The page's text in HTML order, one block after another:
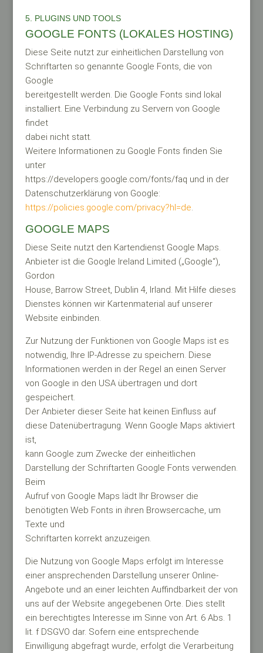
5. PLUGINS UND TOOLS
GOOGLE FONTS (LOKALES HOSTING)
Diese Seite nutzt zur einheitlichen Darstellung von
Schriftarten so genannte Google Fonts, die von
Google
bereitgestellt werden. Die Google Fonts sind lokal
installiert. Eine Verbindung zu Servern von Google
findet
dabei nicht statt.
Weitere Informationen zu Google Fonts finden Sie
unter
https://developers.google.com/fonts/faq und in der
Datenschutzerklärung von Google:
https://policies.google.com/privacy?hl=de.
GOOGLE MAPS
Diese Seite nutzt den Kartendienst Google Maps.
Anbieter ist die Google Ireland Limited („Google“),
Gordon
House, Barrow Street, Dublin 4, Irland. Mit Hilfe dieses
Dienstes können wir Kartenmaterial auf unserer
Website einbinden.
Zur Nutzung der Funktionen von Google Maps ist es
notwendig, Ihre IP-Adresse zu speichern. Diese
Informationen werden in der Regel an einen Server
von Google in den USA übertragen und dort
gespeichert.
Der Anbieter dieser Seite hat keinen Einfluss auf
diese Datenübertragung. Wenn Google Maps aktiviert
ist,
kann Google zum Zwecke der einheitlichen
Darstellung der Schriftarten Google Fonts verwenden.
Beim
Aufruf von Google Maps lädt Ihr Browser die
benötigten Web Fonts in ihren Browsercache, um
Texte und
Schriftarten korrekt anzuzeigen.
Die Nutzung von Google Maps erfolgt im Interesse
einer ansprechenden Darstellung unserer Online-
Angebote und an einer leichten Auffindbarkeit der von
uns auf der Website angegebenen Orte. Dies stellt
ein berechtigtes Interesse im Sinne von Art. 6 Abs. 1
lit. f DSGVO dar. Sofern eine entsprechende
Einwilligung abgefragt wurde, erfolgt die Verarbeitung